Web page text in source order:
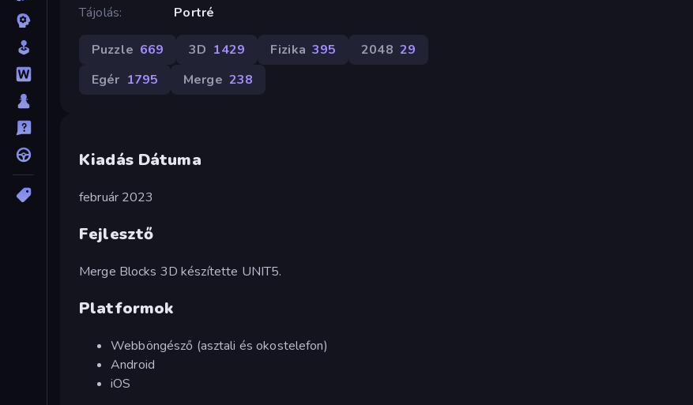
Tájolás
Portré
Puzzle 669 3D 1429 Fizika 395 2048 29
Egér 1795 Merge 238
Kiadás Dátuma
február 2023
Fejlesztő
Merge Blocks 3D készítette UNIT5.
Platformok
Webböngésző (asztali és okostelefon)
Android
iOS